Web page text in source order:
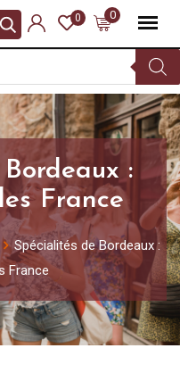
0
0
:
France
Spécialités de Bordeaux :
France